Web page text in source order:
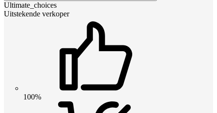
Ultimate_choices
Uitstekende verkoper
100%